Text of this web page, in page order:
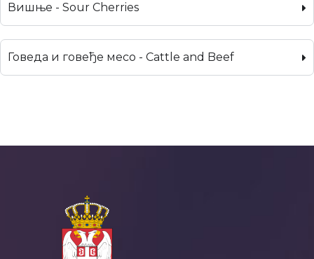
Вишње - Sour Cherries
Говеда и говеђе месо - Cattle and Beef